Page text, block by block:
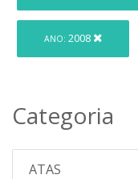
ANO: 2008
Categoria
ATAS